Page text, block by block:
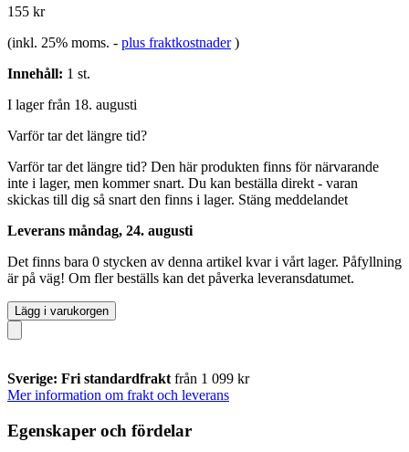
155 kr
(inkl. 25% moms. - plus fraktkostnader )
Innehåll: 1 st.
I lager från 18. augusti
Varför tar det längre tid?
Varför tar det längre tid? Den här produkten finns för närvarande
inte i lager, men kommer snart. Du kan beställa direkt - varan
skickas till dig så snart den finns i lager. Stäng meddelandet
Leverans måndag, 24. augusti
Det finns bara 0 stycken av denna artikel kvar i vårt lager. Påfyllning
är på väg! Om fler beställs kan det påverka leveransdatumet.
Lägg i varukorgen
Sverige: Fri standardfrakt från 1 099 kr
Mer information om frakt och leverans
Egenskaper och fördelar